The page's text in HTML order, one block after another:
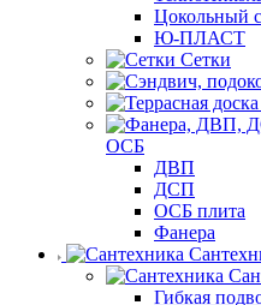
Цокольный
Ю-ПЛАСТ
Сетки
ОСБ
ДВП
ДСП
ОСБ плита
Фанера
Гибкая